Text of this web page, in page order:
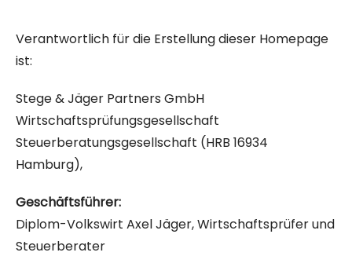
Verantwortlich für die Erstellung dieser Homepage
ist:
Stege & Jäger Partners GmbH
Wirtschaftsprüfungsgesellschaft
Steuerberatungsgesellschaft (HRB 16934
Hamburg),
Geschäftsführer:
Diplom-Volkswirt Axel Jäger, Wirtschaftsprüfer und
Steuerberater